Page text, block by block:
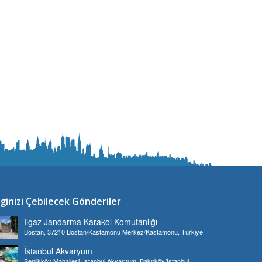
Çebilecek Gönderiler
Ilgaz Jandarma Karakol Komutanlığı
Bostan, 37210 Bostan/Kastamonu Merkez/Kastamonu, Türkiye
İstanbul Akvaryum